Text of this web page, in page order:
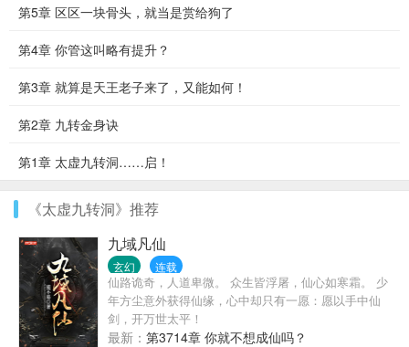
第5章 区区一块骨头，就当是赏给狗了
第4章 你管这叫略有提升？
第3章 就算是天王老子来了，又能如何！
第2章 九转金身诀
第1章 太虚九转洞……启！
《太虚九转洞》推荐
九域凡仙
玄幻 连载
仙路诡奇，人道卑微。 众生皆浮屠，仙心如寒霜。 少
年方尘意外获得仙缘，心中却只有一愿：愿以手中仙
剑，开万世太平！
最新： 第3714章 你就不想成仙吗？